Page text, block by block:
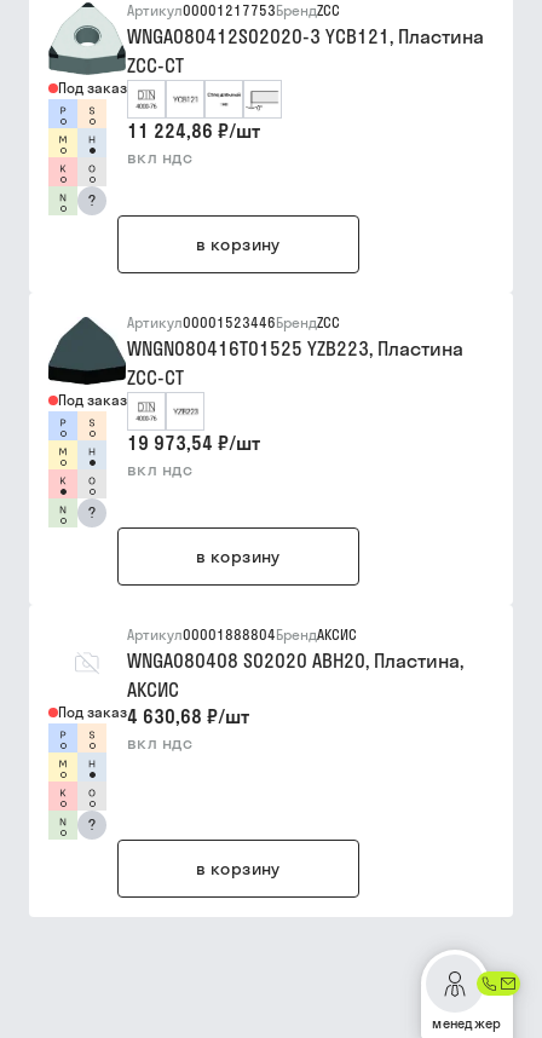
Под заказ
?
Артикул00001217753БрендZCC
WNGA080412S02020-3 YCB121, Пластина
ZCC-CT
11 224,86 ₽/шт
вкл ндс
в корзину
Под заказ
?
Артикул00001523446БрендZCC
WNGN080416T01525 YZB223, Пластина
ZCC-CT
19 973,54 ₽/шт
вкл ндс
в корзину
Под заказ
?
Артикул00001888804БрендАКСИС
WNGA080408 S02020 ABH20, Пластина,
АКСИС
4 630,68 ₽/шт
вкл ндс
в корзину
менеджер